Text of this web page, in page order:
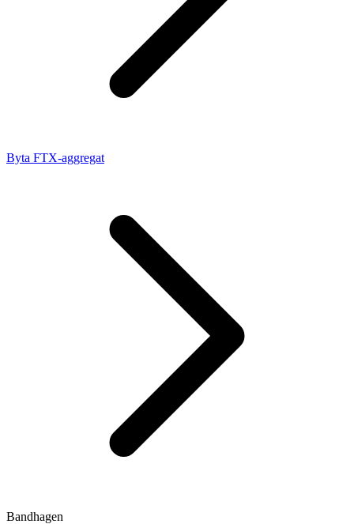
Byta FTX-aggregat
Bandhagen